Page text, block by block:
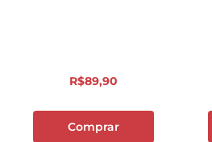
R$89,90
Comprar